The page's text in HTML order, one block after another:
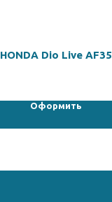
HONDA Dio Live AF35
Оформить